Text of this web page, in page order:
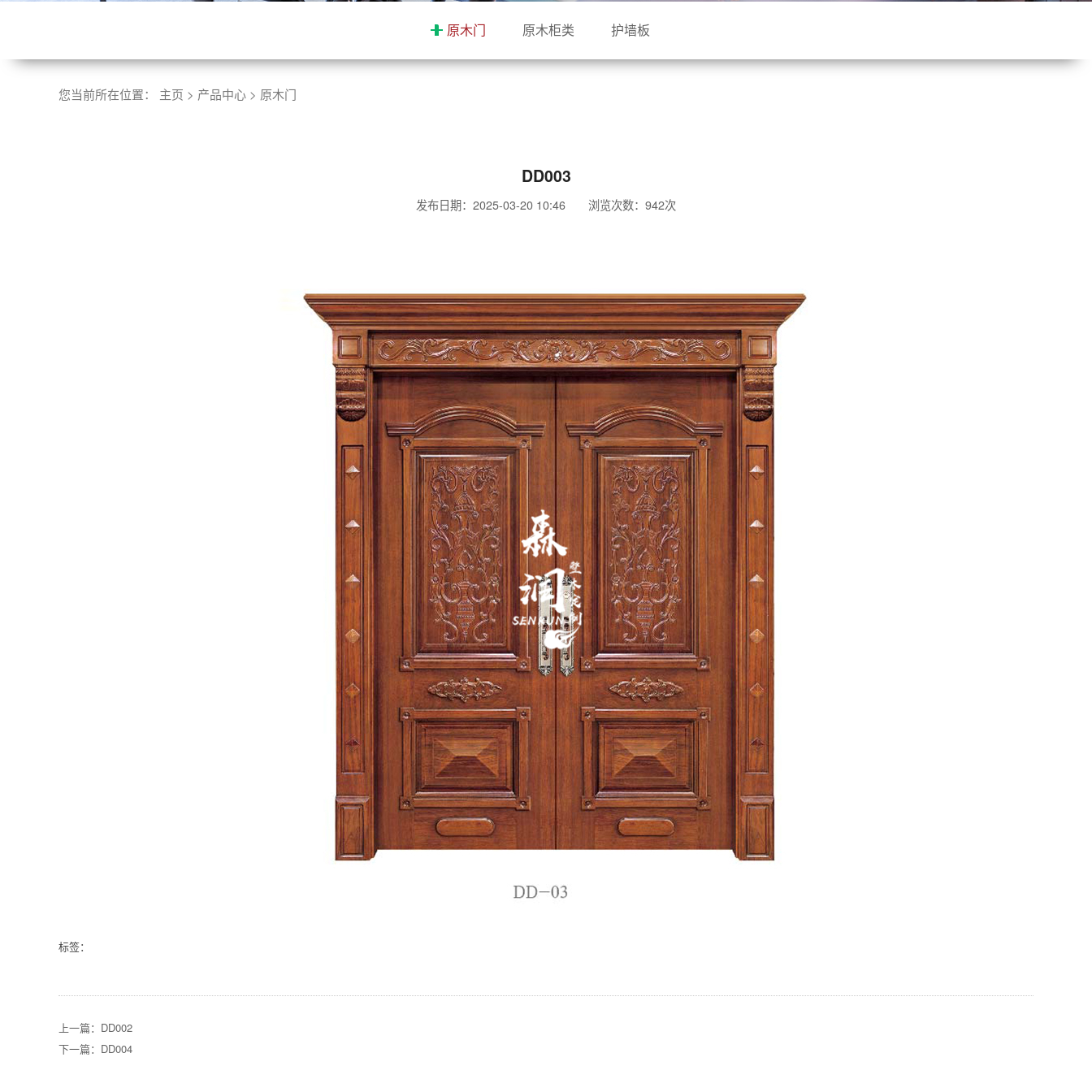
原木门 原木柜类 护墙板
您当前所在位置： 主页 > 产品中心 > 原木门
DD003
发布日期：2025-03-20 10:46 浏览次数： 942次
标签：
上一篇：DD002
下一篇：DD004